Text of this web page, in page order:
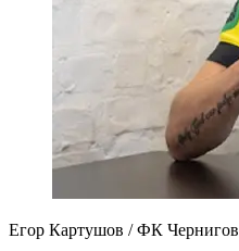
Егор Картушов / ФК Чернигов